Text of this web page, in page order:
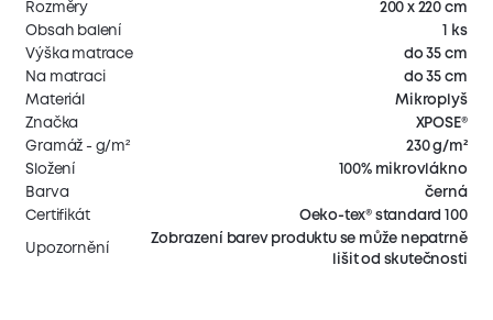
Rozměry
200 x 220 cm
Obsah balení
1 ks
Výška matrace
do 35 cm
Na matraci
do 35 cm
Materiál
Mikroplyš
Značka
XPOSE®
Gramáž - g/m²
230 g/m²
Složení
100% mikrovlákno
Barva
černá
Certifikát
Oeko-tex® standard 100
Upozornění
Zobrazení barev produktu se může nepatrně
lišit od skutečnosti